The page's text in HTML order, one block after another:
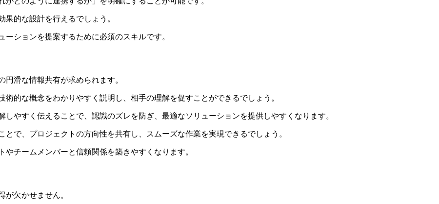
的な設計を行えるでしょう。
ションを提案するために必須のスキルです。
滑な情報共有が求められます。
術的な概念をわかりやすく説明し、相手の理解を促すことができるでしょう 。
やすく伝えることで、認識のズレを防ぎ、最適なソリューションを提供しやすくなります。
で、プロジェクトの方向性を共有し、スムーズな作業を実現できるでしょう。
チームメンバーと信頼関係を築きやすくなります。
が欠かせません。